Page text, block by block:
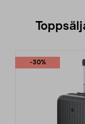
-30%